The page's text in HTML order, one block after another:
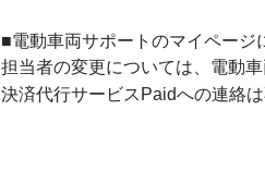
■電動車両サポートのマイページ
担当者の変更については、電動
決済代行サービスPaidへの連絡は